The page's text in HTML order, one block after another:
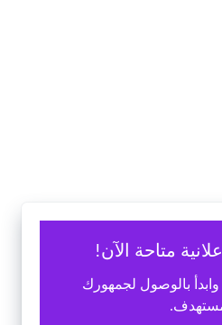
متاحة الآن!
بالوصول لجمهورك